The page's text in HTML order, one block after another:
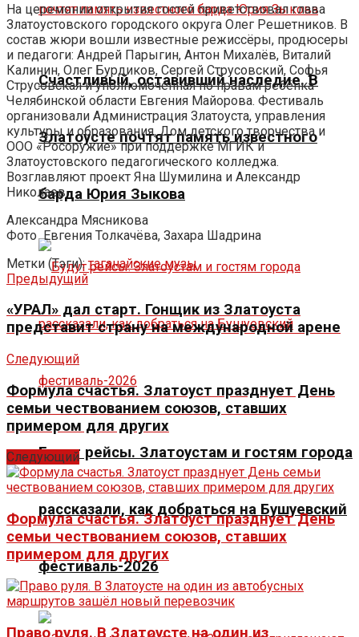
Счастливый, оставивший наследие. В
Златоусте почтят память известного
барда Юрия Зыкова
Будут рейсы. Златоустам и гостям города
рассказали, как добраться на Бушуевский
фестиваль-2026
На церемонии открытия гостей приветствовал глава
Златоустовского городского округа Олег Решетников. В
состав жюри вошли известные режиссёры, продюсеры
и педагоги: Андрей Парыгин, Антон Михалёв, Виталий
Калинин, Олег Бурдиков, Сергей Струсовский, Софья
Струсовская и уполномоченная по правам ребёнка
Челябинской области Евгения Майорова. Фестиваль
организовали Администрация Златоуста, управления
культуры и образования, Дом детского творчества и
ООО «Росоружие» при поддержке МГИК и
Златоустовского педагогического колледжа.
Возглавляют проект Яна Шумилина и Александр
Николаев.
Александра Мясникова
ФотоЕвгения Толкачёва, Захара Шадрина
Метки (Тэги): таганайские музы
Предыдущий
«УРАЛ» дал старт. Гонщик из Златоуста
представит страну на международной арене
Следующий
Формула счастья. Златоуст празднует День
семьи чествованием союзов, ставших
примером для других
Следующий
Формула счастья. Златоуст празднует День
семьи чествованием союзов, ставших
примером для других
Право руля. В Златоусте на один из